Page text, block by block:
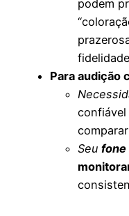
podem
Para audição
confiável
Seu fone